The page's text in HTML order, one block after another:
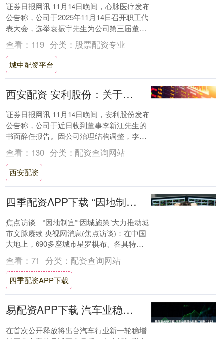
证券日报网讯 11月14日晚间，心脉医疗发布
公告称，公司于2025年11月14日召开职工代
表大会，选举袁振宇先生为公司第三届董事
会职工代表董事。....
查看： 119 分类： 股票配资专业
城中配资平台
西安配资 安利股份：关于非独立董事辞任暨选举职工代表董事及补选董事会审计委员会委员的公告
证券日报网讯 11月14日晚间，安利股份发布
公告称，公司于近日收到董事李新江先生的
书面辞任报告。因公司治理结构调整，李新
江先生申请辞去第七届董事会非独立董事及
董....
查看： 130 分类： 配资查询网站
西安配资
四季配资APP下载 “因地制宜”“因城施策”大力推动城市文脉赓续
焦点访谈｜“因地制宜”“因城施策”大力推动城
市文脉赓续 央视网消息(焦点访谈)：在中国
大地上，690多座城市星罗棋布、各具特
色。每座城市都有它独特的历史文脉、人....
查看： 71 分类： 配资查询网站
四季配资APP下载
易配资APP下载 汽车业稳增长目标“剑指”3230万辆 行业人士：“两新”政策明年有望延续
在首次公开释放将出台汽车行业新一轮稳增